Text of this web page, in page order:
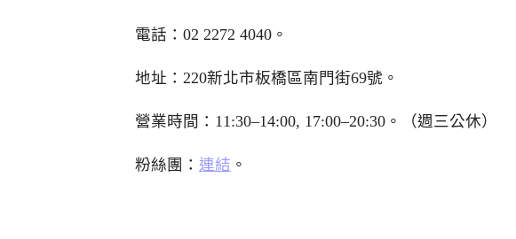
電話： 02 2272 4040 。
地址：220新北市板橋區南門街69號。
營業時間：11:30–14:00, 17:00–20:30。（週三公休）
粉絲團： 連結 。